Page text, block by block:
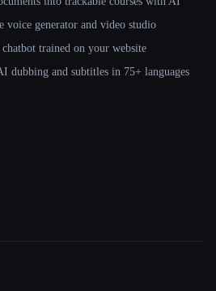
generator and video studio
trained on your website
dubbing and subtitles in 75+ languages